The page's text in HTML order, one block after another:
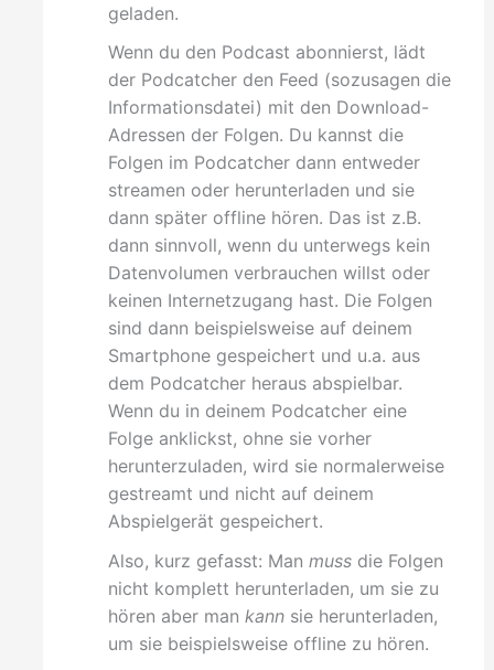
geladen.
Wenn du den Podcast abonnierst, lädt
der Podcatcher den Feed (sozusagen die
Informationsdatei) mit den Download-
Adressen der Folgen. Du kannst die
Folgen im Podcatcher dann entweder
streamen oder herunterladen und sie
dann später offline hören. Das ist z.B.
dann sinnvoll, wenn du unterwegs kein
Datenvolumen verbrauchen willst oder
keinen Internetzugang hast. Die Folgen
sind dann beispielsweise auf deinem
Smartphone gespeichert und u.a. aus
dem Podcatcher heraus abspielbar.
Wenn du in deinem Podcatcher eine
Folge anklickst, ohne sie vorher
herunterzuladen, wird sie normalerweise
gestreamt und nicht auf deinem
Abspielgerät gespeichert.
Also, kurz gefasst: Manmuss die Folgen
nicht komplett herunterladen, um sie zu
hören aber mankann sie herunterladen,
um sie beispielsweise offline zu hören.